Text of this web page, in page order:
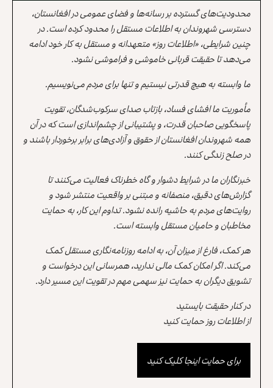
محدودیت‌های گسترده بر رسانه‌ها و فضای عمومی در افغانستان،
دسترسی شهروندان به اطلاعات مستقل را محدود کرده است. در
چنین شرایطی، «اطلاعات روز» متعهدانه و مستقل به کار خود ادامه
می‌دهد تا حقیقت قربانی خاموشی و فراموشی نشود.
ما وابسته به هیچ قدرتی نیستیم و تنها برای مردم می‌نویسیم.
مأموریت ما افشای فساد، بازتاب صدای سرکوب‌شدگان، تقویت
پاسخگویی صاحبان قدرت، و پشتیبانی از چشم‌اندازی است که در آن
همه شهروندان افغانستان از حقوق و آزادی‌های برابر برخوردار باشند و
در صلح زندگی کنند.
خبرنگاران ما در شرایط دشوار و گاه خطرناک فعالیت می‌کنند تا
گزارش‌های دقیق، منصفانه و مبتنی بر واقعیت منتشر شود و
روایت‌های مردم به حاشیه رانده نشود. تداوم این کار، به حمایت
مخاطبان و حامیان مستقل وابسته است.
هر کمک، فارغ از میزان آن، به ادامه روزنامه‌نگاری مستقل کمک
می‌کند. اگر امکان کمک مالی ندارید، همرسانی این درخواست و
تشویق دیگران به حمایت نیز سهمی مهم در تقویت این مسیر دارد.
در کنار حقیقت بایستید
از اطلاعات روز حمایت کنید
برای حمایت اینجا کلیک کنید